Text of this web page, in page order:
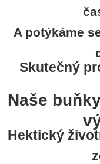
A potýkáme
Skutečný
Naše
Hektický